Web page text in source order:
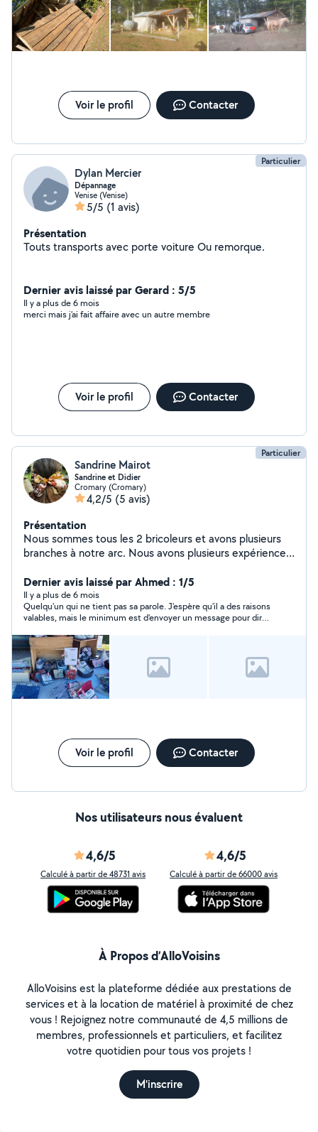
Voir le profil Contacter
Particulier
Dylan Mercier
Dépannage
Venise (Venise)
5/5 (1 avis)
Présentation
Touts transports avec porte voiture Ou remorque.
Dernier avis laissé par Gerard : 5/5
Il y a plus de 6 mois
merci mais j’ai fait affaire avec un autre membre
Voir le profil Contacter
Particulier
Sandrine Mairot
Sandrine et Didier
Cromary (Cromary)
4,2/5 (5 avis)
Présentation
Nous sommes tous les 2 bricoleurs et avons plusieurs
branches à notre arc. Nous avons plusieurs expériences
temps pour le bricolage
Dernier avis laissé par Ahmed : 1/5
Il y a plus de 6 mois
Quelqu'un qui ne tient pas sa parole. J'espère qu'il a des raisons
valables, mais le minimum est d'envoyer un message pour dire
Voir le profil Contacter
Nos utilisateurs nous évaluent
4,6/5
Calculé à partir de 48731 avis
4,6/5
Calculé à partir de 66000 avis
À Propos d’AlloVoisins
AlloVoisins est la plateforme dédiée aux prestations de
services et à la location de matériel à proximité de chez
vous ! Rejoignez notre communauté de 4,5 millions de
membres, professionnels et particuliers, et facilitez
votre quotidien pour tous vos projets !
M'inscrire